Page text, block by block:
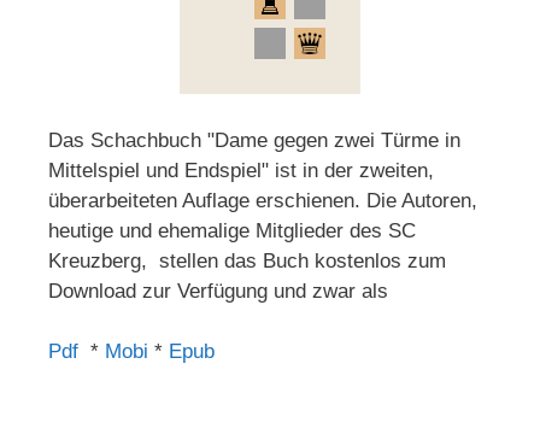
Das Schachbuch "Dame gegen zwei Türme in
Mittelspiel und Endspiel" ist in der zweiten,
überarbeiteten Auflage erschienen. Die Autoren,
heutige und ehemalige Mitglieder des SC
Kreuzberg, stellen das Buch kostenlos zum
Download zur Verfügung und zwar als
Pdf * Mobi * Epub